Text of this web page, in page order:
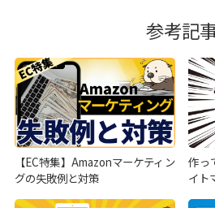
参考記
【EC特集】Amazonマーケティン
グの失敗例と対策
作っ
イト